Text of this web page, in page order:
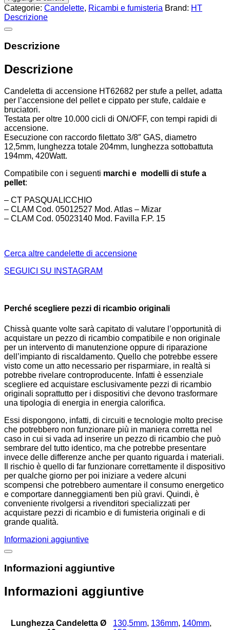
Categorie: Candelette, Ricambi e fumisteria Brand: HT
Descrizione
Descrizione
Descrizione
Candeletta di accensione HT62682 per stufe a pellet, adatta
per l’accensione del pellet e cippato per stufe, caldaie e
bruciatori.
Testata per oltre 10.000 cicli di ON/OFF, con tempi rapidi di
accensione.
Esecuzione con raccordo filettato 3/8″ GAS, diametro
12,5mm, lunghezza totale 204mm, lunghezza sottobattuta
194mm, 420Watt.
Compatibile con i seguenti marchi e modelli di stufe a
pellet:
– CT PASQUALICCHIO
– CLAM Cod. 05012527 Mod. Atlas – Mizar
– CLAM Cod. 05023140 Mod. Favilla F.P. 15
Cerca altre candelette di accensione
SEGUICI SU INSTAGRAM
Perché scegliere pezzi di ricambio originali
Chissà quante volte sarà capitato di valutare l’opportunità di
acquistare un pezzo di ricambio compatibile e non originale
per un intervento di manutenzione oppure di riparazione
dell’impianto di riscaldamento. Quello che potrebbe essere
visto come un atto necessario per risparmiare, in realtà si
potrebbe rivelare controproducente. Infatti è essenziale
scegliere ed acquistare esclusivamente pezzi di ricambio
originali soprattutto per i dispositivi che devono trasformare
una tipologia di energia in energia calorifica.
Essi dispongono, infatti, di circuiti e tecnologie molto precise
che potrebbero non funzionare più in maniera corretta nel
caso in cui si vada ad inserire un pezzo di ricambio che può
sembrare del tutto identico, ma che potrebbe presentare
invece delle differenze anche per quanto riguarda i materiali.
Il rischio è quello di far funzionare correttamente il dispositivo
per qualche giorno per poi iniziare a vedere alcuni
scompensi che potrebbero aumentare il consumo energetico
e comportare danneggiamenti ben più gravi. Quindi, è
conveniente rivolgersi a rivenditori specializzati per
acquistare pezzi di ricambio e di fumisteria originali e di
grande qualità.
Informazioni aggiuntive
Informazioni aggiuntive
Informazioni aggiuntive
Lunghezza Candeletta Ø
130,5mm, 136mm, 140mm,